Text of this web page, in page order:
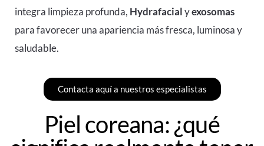
integra limpieza profunda, Hydrafacialyexosomas
para favorecer una apariencia más fresca, luminosa y
saludable.
Contacta aquí a nuestros especialistas
Piel coreana: ¿qué